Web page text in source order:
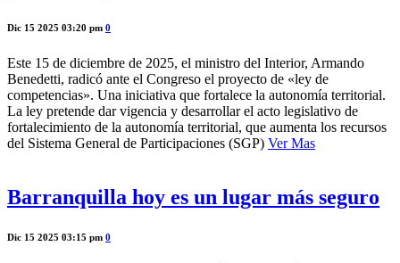
Dic 15 2025 03:20 pm 0
Este 15 de diciembre de 2025, el ministro del Interior, Armando
Benedetti, radicó ante el Congreso el proyecto de «ley de
competencias». Una iniciativa que fortalece la autonomía territorial.
La ley pretende dar vigencia y desarrollar el acto legislativo de
fortalecimiento de la autonomía territorial, que aumenta los recursos
del Sistema General de Participaciones (SGP) Ver Mas
Barranquilla hoy es un lugar más seguro
Dic 15 2025 03:15 pm 0